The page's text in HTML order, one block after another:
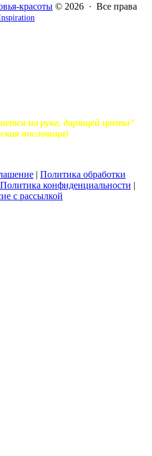
красоты © 2026 · Все права
на руке, дарящей цветы"
пословица)
| Политика обработки
Политика конфиденциальности |
с рассылкой